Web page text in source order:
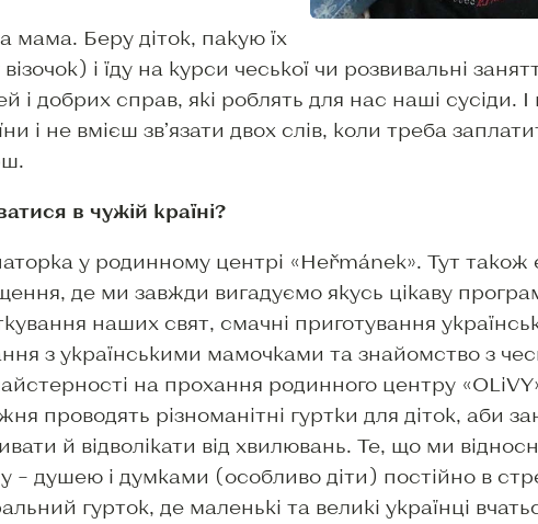
мама. Беру діток, пакую їх
і їду на курси чеської чи розвивальні
і добрих справ, які роблять для нас наші сусіди. І
і не вмієш зв’язати двох слів, коли треба
в чужій країні?
у родинному центрі «Heřmánek». Тут також
де ми завжди вигадуємо якусь цікаву
наших свят, смачні приготування
з українськими мамочками та знайомство з
на прохання родинного центру
проводять різноманітні гуртки для діток, аби
й відволікати від хвилювань. Те, що ми
– душею і думками (особливо діти) постійно в
гурток, де маленькі та великі українці